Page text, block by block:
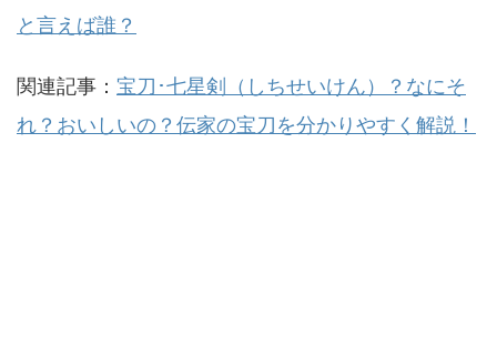
と言えば誰？
関連記事： 宝刀･七星剣（しちせいけん）？なにそ
れ？おいしいの？伝家の宝刀を分かりやすく解説！